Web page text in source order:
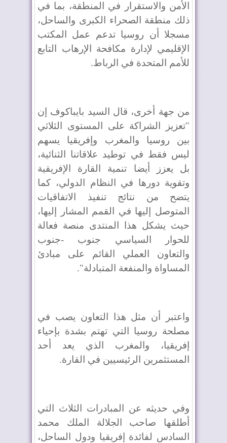
الأمن والاستقرار في المنطقة، بما في
ذلك منطقة الصحراء الكبرى والساحل،
مسجلا أن روسيا تدعم عمل المكتب
الإقليمي لإدارة مكافحة الإرهاب التابع
للأمم المتحدة في الرباط.
من جهة أخرى، قال السيد بايباكوف إن
"تعزيز الشراكة على المستوى الثلاثي
بين روسيا والمغرب وإفريقيا يسهم
ليس فقط في توطيد علاقاتنا الثنائية،
بل يعزز أيضا تنمية القارة الإفريقية
وتقوية دورها في النظام الدولي، كما
يتضح من نتائج تنفيذ الاتفاقيات
المتوصل إليها في القمم المشار إليها،
حيث يشكل هذا المنتدى منصة فعالة
للحوار السياسي جنوب -جنوب
والتعاون العملي القائم على مبادئ
المساواة والمنفعة المتبادلة".
واعتبر أن مثل هذا التعاون يصب في
مصلحة روسيا التي تهتم بشدة بإحياء
إفريقيا، والمغرب الذي يعد أحد
المستثمرين الرئيسيين في القارة.
وفي حديثه عن المبادرات الثلاث التي
أطلقها صاحب الجلالة الملك محمد
السادس لفائدة إفريقيا ودول الساحل،